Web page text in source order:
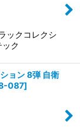
ックコレクシ
ク
ョン 8弾 自衛
087]